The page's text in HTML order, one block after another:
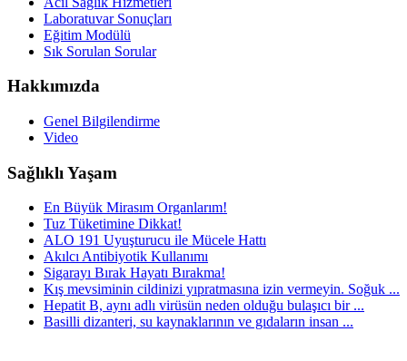
Laboratuvar Sonuçları
Eğitim Modülü
Sık Sorulan Sorular
Hakkımızda
Genel Bilgilendirme
Video
Sağlıklı Yaşam
En Büyük Mirasım Organlarım!
Tuz Tüketimine Dikkat!
ALO 191 Uyuşturucu ile Mücele Hattı
Akılcı Antibiyotik Kullanımı
Sigarayı Bırak Hayatı Bırakma!
Kış mevsiminin cildinizi yıpratmasına izin vermeyin. Soğuk ...
Hepatit B, aynı adlı virüsün neden olduğu bulaşıcı bir ...
Basilli dizanteri, su kaynaklarının ve gıdaların insan ...